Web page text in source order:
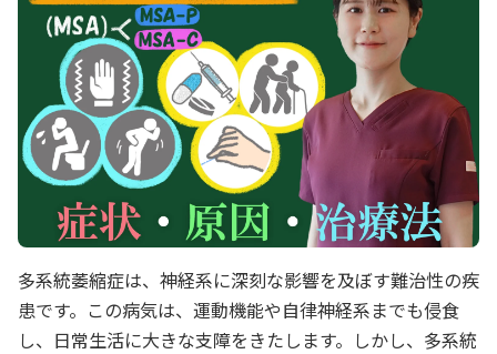
多系統萎縮症は、神経系に深刻な影響を及ぼす難治性の疾
患です。この病気は、運動機能や自律神経系までも侵食
し、日常生活に大きな支障をきたします。しかし、多系統